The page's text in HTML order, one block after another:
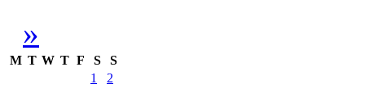
»
M T W T F S
S
1
2